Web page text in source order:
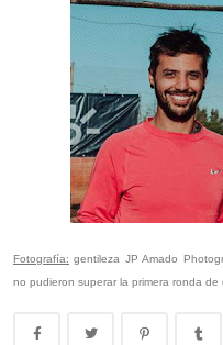
Fotografía: gentileza JP Amado
no pudieron superar la primera ronda de